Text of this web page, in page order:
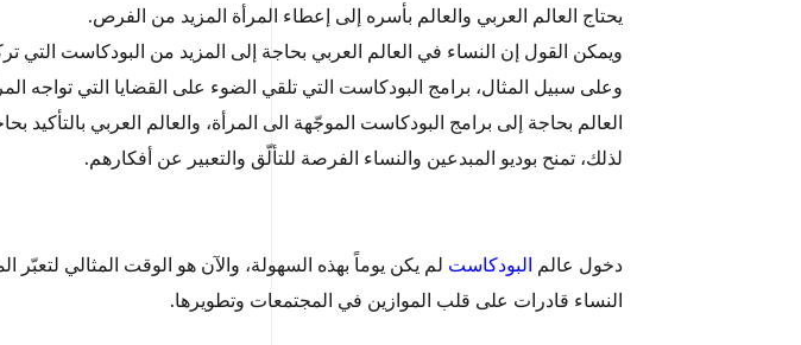
يحتاج العالم العربي والعالم بأسره إلى إعطاء المرأة المزيد من الفرص.
ويمكن القول إن النساء في العالم العربي بحاجة إلى المزيد من البودكاست التي
وعلى سبيل المثال، برامج البودكاست التي تلقي الضوء على القضايا التي تواجه
العالم بحاجة إلى برامج البودكاست الموجّهة الى المرأة، والعالم العربي
لذلك، تمنح بوديو المبدعين والنساء الفرصة للتألّق والتعبير عن أفكارهم.
دخول عالم البودكاست لم يكن يوماً بهذه السهولة، والآن هو الوقت المثالي لتعبّر
النساء قادرات على قلب الموازين في المجتمعات وتطويرها.